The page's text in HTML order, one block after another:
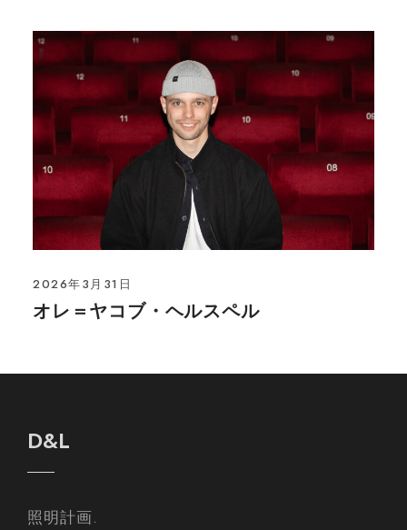
2026年3月31日
オレ＝ヤコブ・ヘルスペル
D&L
照明計画.